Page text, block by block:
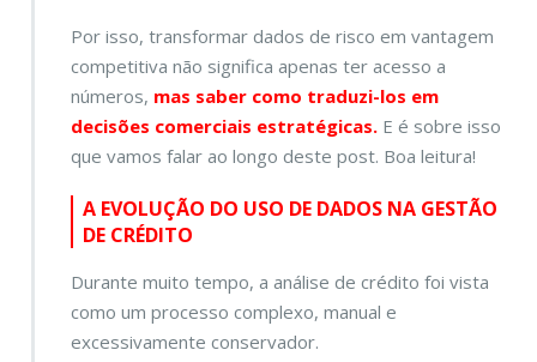
Por isso, transformar dados de risco em vantagem
competitiva não significa apenas ter acesso a
números, mas saber como traduzi-los em
decisões comerciais estratégicas. E é sobre isso
que vamos falar ao longo deste post. Boa leitura!
A EVOLUÇÃO DO USO DE DADOS NA GESTÃO
DE CRÉDITO
Durante muito tempo, a análise de crédito foi vista
como um processo complexo, manual e
excessivamente conservador.